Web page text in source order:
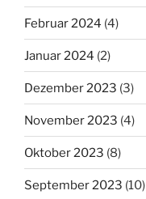
Februar 2024 (4)
Januar 2024 (2)
Dezember 2023 (3)
November 2023 (4)
Oktober 2023 (8)
September 2023 (10)